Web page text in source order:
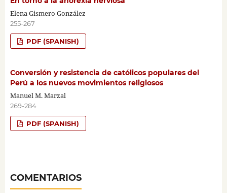
Elena Gismero González
255-267
PDF (SPANISH)
Conversión y resistencia de católicos populares del
Perú a los nuevos movimientos religiosos
Manuel M. Marzal
269-284
PDF (SPANISH)
COMENTARIOS